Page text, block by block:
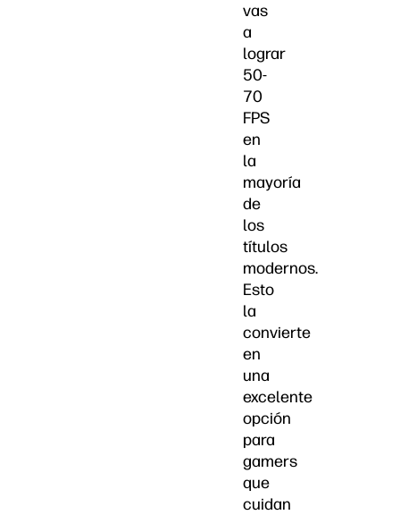
vas
a
lograr
50-
70
FPS
en
la
mayoría
de
los
títulos
modernos.
Esto
la
convierte
en
una
excelente
opción
para
gamers
que
cuidan